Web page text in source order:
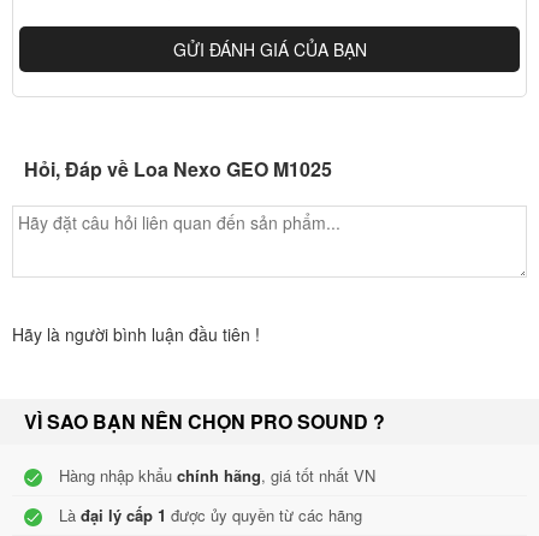
GỬI ĐÁNH GIÁ CỦA BẠN
Hỏi, Đáp về Loa Nexo GEO M1025
Hãy là người bình luận đầu tiên !
VÌ SAO BẠN NÊN CHỌN PRO SOUND ?
Hàng nhập khẩu chính hãng, giá tốt nhất VN
Là đại lý cấp 1 được ủy quyền từ các hãng